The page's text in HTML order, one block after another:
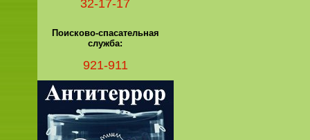
Поисково-спасательная
служба:
921-911